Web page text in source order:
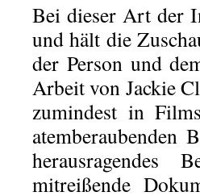
Bei dieser Art der
und hält die
der Person und
Arbeit von Jackie
zumindest in
herausragendes
mitreißende